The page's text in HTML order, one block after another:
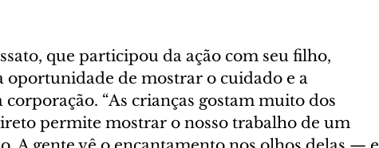
que participou da ação com seu filho,
oportunidade de mostrar o cuidado e a
“As crianças gostam muito dos
permite mostrar o nosso trabalho de um